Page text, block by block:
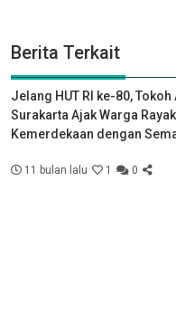
Berita Terkait
Jelang HUT RI ke-80, Tokoh
Surakarta Ajak Warga
Kemerdekaan dengan
11 bulan lalu 1 0